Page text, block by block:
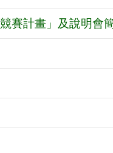
賽計畫」及說明會